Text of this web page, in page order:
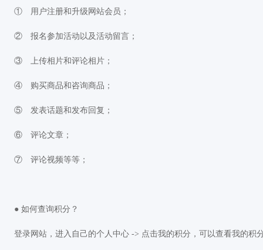
① 用户注册和升级网站会员；
② 报名参加活动以及活动留言；
③ 上传相片和评论相片；
④ 购买商品和咨询商品；
⑤ 发表话题和发布回复；
⑥ 评论文章；
⑦ 评论视频等等；
● 如何查询积分？
登录网站，进入自己的个人中心 -> 点击我的积分，可以查看我的积